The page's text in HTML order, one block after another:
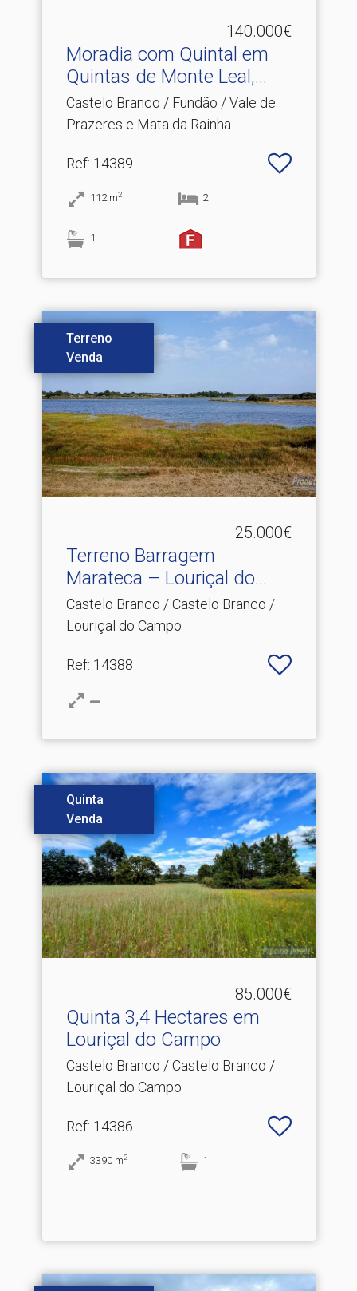
140.000€
Moradia com Quintal em
Quintas de Monte Leal,.​..
Castelo Branco / Fundão / Vale de
Prazeres e Mata da Rainha
Ref: 14389
112 m2 2
1
Terreno
Venda
25.000€
Terreno Barragem
Marateca – Louriçal do
Campo.​..
Castelo Branco / Castelo Branco /
Louriçal do Campo
Ref: 14388
Quinta
Venda
85.000€
Quinta 3,4 Hectares em
Louriçal do Campo
Castelo Branco / Castelo Branco /
Louriçal do Campo
Ref: 14386
3390 m2 1